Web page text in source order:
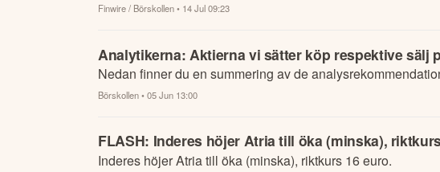
Finwire / Börskollen• 14 Jul 09:23
Analytikerna: Aktierna vi sätter köp respektive sälj
Nedan finner du en summering av de
Börskollen• 05 Jun 13:00
FLASH: Inderes höjer Atria till öka (minska),
Inderes höjer Atria till öka (minska), riktkurs 16 euro.